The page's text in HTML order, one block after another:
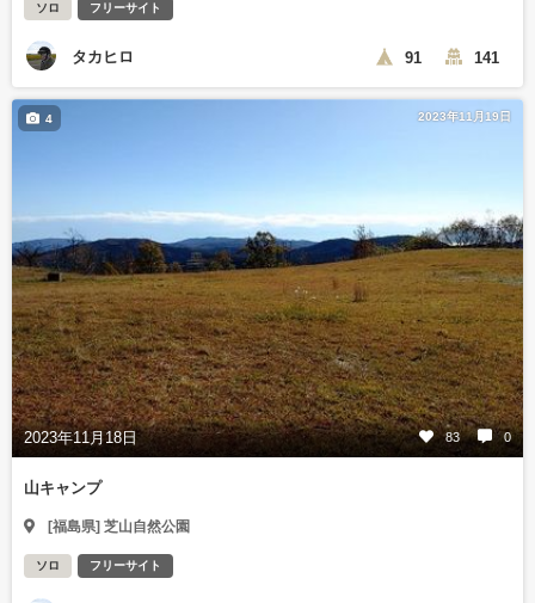
ソロ フリーサイト
タカヒロ 91 141
2023年11月19日
2023年11月18日 83 0
4
山キャンプ
[福島県] 芝山自然公園
ソロ フリーサイト